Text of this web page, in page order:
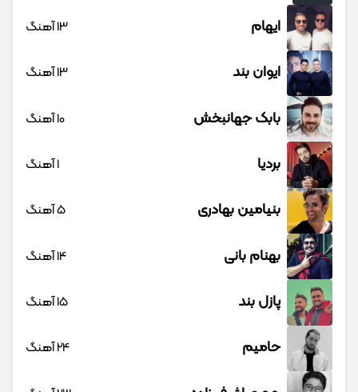
ایهام 13 آهنگ
ایوان بند 13 آهنگ
بابک جهانبخش 10 آهنگ
بردیا 1 آهنگ
بنیامین بهادری 5 آهنگ
بهنام بانی 14 آهنگ
پازل بند 15 آهنگ
حامیم 24 آهنگ